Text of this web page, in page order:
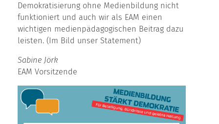
Demokratisierung ohne Medienbildung nicht
funktioniert und auch wir als EAM einen
wichtigen medienpädagogischen Beitrag dazu
leisten. (Im Bild unser Statement)
Sabine Jörk
EAM Vorsitzende